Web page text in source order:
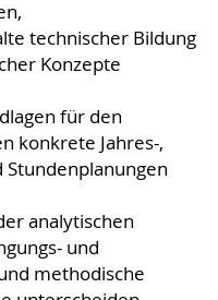
technischer Bildung
Konzepte
für den
konkrete Jahres-,
analytischen
und
methodische